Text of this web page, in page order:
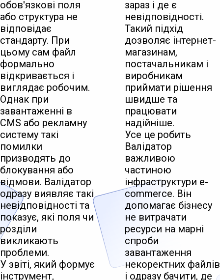
обов'язкові поля
або структура не
відповідає
стандарту. При
цьому сам файл
формально
відкривається і
виглядає робочим.
Однак при
завантаженні в
CMS або рекламну
систему такі
помилки
призводять до
блокування або
відмови. Валідатор
одразу виявляє такі
невідповідності та
показує, які поля чи
розділи
викликають
проблеми.
У звіті, який формує
інструмент,
зараз і де є
невідповідності.
Такий підхід
дозволяє інтернет-
магазинам,
постачальникам і
виробникам
приймати рішення
швидше та
працювати
надійніше.
Усе це робить
Валідатор
важливою
частиною
інфраструктури e-
commerce. Він
допомагає бізнесу
не витрачати
ресурси на марні
спроби
завантаження
некоректних файлів
і одразу бачити, де